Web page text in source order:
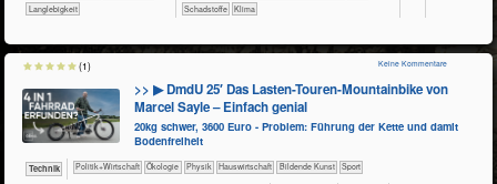
Langlebigkeit
​Schadstoffe
Klima
>> ▶ DmdU 25′ Das Lasten-Touren-Mountainbike von
Marcel Sayle – Einfach genial
20kg schwer, 3600 Euro - Problem: Führung der Kette und damit
Bodenfreiheit
​Technik ​​​​​​​​​Politik+​Wirtschaft ​​​​​​​​Ökologie ​​​​​​​Physik ​Haus­wirtschaft Bildende Kunst Sport
Keine Kommentare
(1)